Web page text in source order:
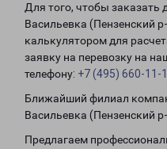
Для того, чтобы заказать
Васильевка (Пензенский
калькулятором для
заявку на перевозку на
телефону: +7 (495) 660-11-
Ближайший филиал
Васильевка (Пензенский
Предлагаем